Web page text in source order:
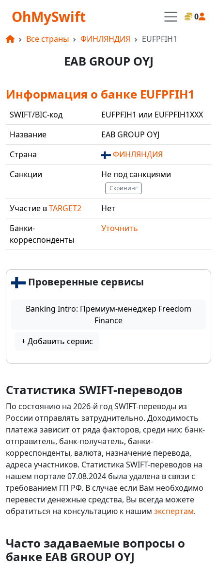
OhMySwift 0
Все страны ФИНЛЯНДИЯ EUFPFIH1
EAB GROUP OYJ
Информация о банке EUFPFIH1
SWIFT/BIC-код
EUFPFIH1 или EUFPFIH1XXX
Название
EAB GROUP OYJ
Страна
ФИНЛЯНДИЯ
Санкции
Не под санкциями
Скрининг
Участие вTARGET2
Нет
Банки-
корреспонденты
Уточнить
Проверенные сервисы
Banking Intro: Премиум-менеджер Freedom
Finance
+ Добавить сервис
Статистика SWIFT-переводов
По состоянию на 2026-й год SWIFT-переводы из
России отправлять затруднительно. Доходимость
платежа зависит от ряда факторов, среди них: банк-
отправитель, банк-получатель, банки-
корреспонденты, валюта, назначение перевода,
адреса участников. Статистика SWIFT-переводов на
нашем портале 07.08.2024 была удалена в связи с
требованием ГП РФ. В случае если Вам необходимо
перевести денежные средства, Вы всегда можете
обратиться на консультацию к нашим экспертам.
Часто задаваемые вопросы о
банке EAB GROUP OYJ